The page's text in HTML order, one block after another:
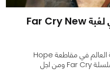
ما هي الإضافات الجديدة في لعُبة Far Cry New
مع كل التغييرات التي تحدث بعد نهاية العالم في مقاطعة Hope